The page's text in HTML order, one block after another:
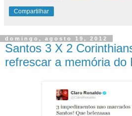
Compartilhar
domingo, agosto 19, 2012
Santos 3 X 2
refrescar a memória do